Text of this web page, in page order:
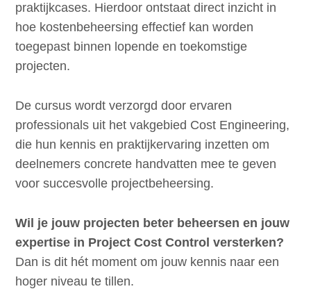
praktijkcases. Hierdoor ontstaat direct inzicht in
hoe kostenbeheersing effectief kan worden
toegepast binnen lopende en toekomstige
projecten.
De cursus wordt verzorgd door ervaren
professionals uit het vakgebied Cost Engineering,
die hun kennis en praktijkervaring inzetten om
deelnemers concrete handvatten mee te geven
voor succesvolle projectbeheersing.
Wil je jouw projecten beter beheersen en jouw
expertise in Project Cost Control versterken?
Dan is dit hét moment om jouw kennis naar een
hoger niveau te tillen.